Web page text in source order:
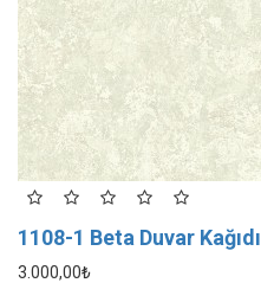
1108-1 Beta Duvar Kağıdı
3.000,00₺